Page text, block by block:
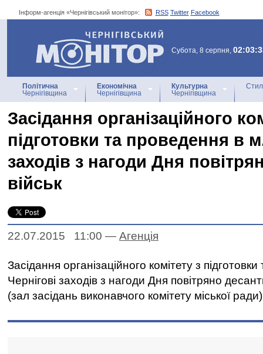
Інформ-агенція «Чернігівський монітор»: RSS Twitter Facebook
Інформ-агенція
«Чернігівський монітор»
Субота, 8 серпня,
Політична
Чернігівщина
Економічна
Чернігівщина
Культурна
Чернігівщина
Засідання організаційного
підготовки та проведення в
заходів з нагоди Дня
військ
22.07.2015 11:00 — Агенцiя
Засідання організаційного комітету з
Чернігові заходів з нагоди Дня повітряно
(зал засідань виконавчого комітету міської ради)